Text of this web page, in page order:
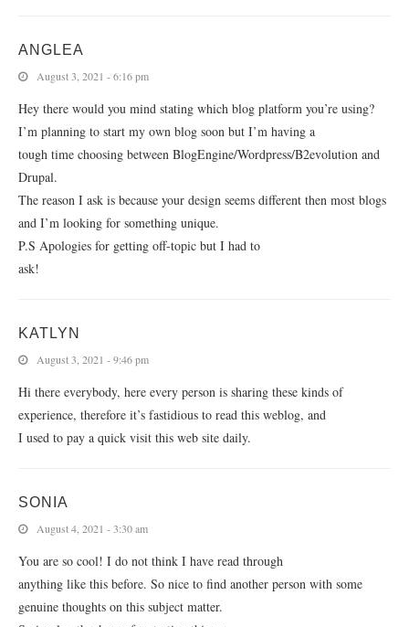
ANGLEA
August 3, 2021 - 6:16 pm
Hey there would you mind stating which blog platform you’re using?
I’m planning to start my own blog soon but I’m having a
tough time choosing between BlogEngine/Wordpress/B2evolution and
Drupal.
The reason I ask is because your design seems different then most blogs
and I’m looking for something unique.
P.S Apologies for getting off-topic but I had to
ask!
KATLYN
August 3, 2021 - 9:46 pm
Hi there everybody, here every person is sharing these kinds of
experience, therefore it’s fastidious to read this weblog, and
I used to pay a quick visit this web site daily.
SONIA
August 4, 2021 - 3:30 am
You are so cool! I do not think I have read through
anything like this before. So nice to find another person with some
genuine thoughts on this subject matter.